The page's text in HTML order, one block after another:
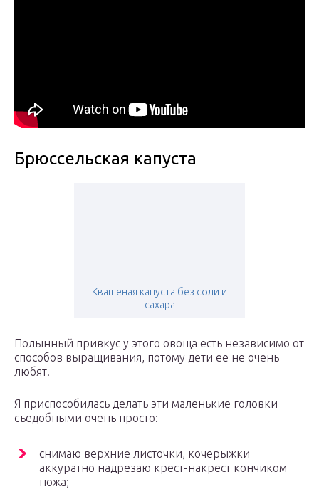
Брюссельская капуста
Квашеная капуста без соли и
сахара
Полынный привкус у этого овоща есть независимо от
способов выращивания, потому дети ее не очень
любят.
Я приспособилась делать эти маленькие головки
съедобными очень просто:
снимаю верхние листочки, кочерыжки
аккуратно надрезаю крест-накрест кончиком
ножа;